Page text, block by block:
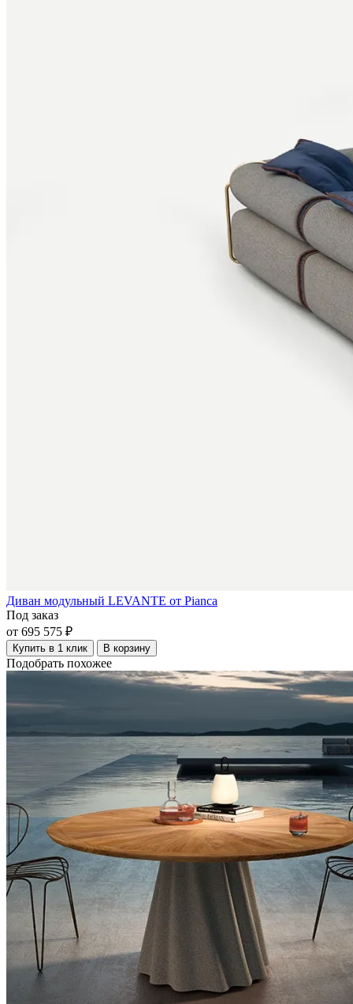
Диван модульный LEVANTE от Pianca
Под заказ
от 695 575 ₽
Купить в 1 клик В корзину
Подобрать похожее